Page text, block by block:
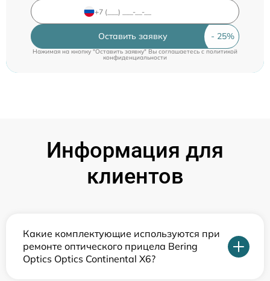
Оставить заявку
Нажимая на кнопку "Оставить заявку" Вы соглашаетесь c политикой
конфиденциальности
Информация для
клиентов
Какие комплектующие используются при
ремонте оптического прицела Bering
Optics Optics Continental X6?